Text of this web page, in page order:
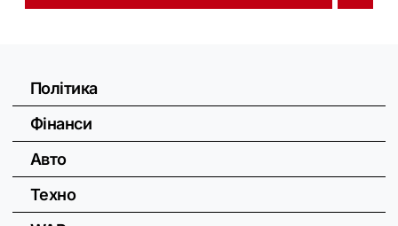
Політика
Фінанси
Авто
Техно